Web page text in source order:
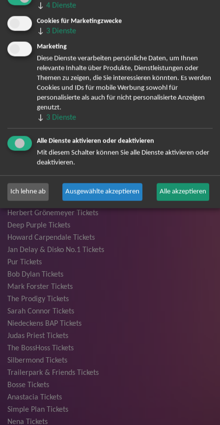
Bereits angemeldet? Hier können Sie sich abmelden ...
TOP-Events
André Rieu Tickets
David Garrett Tickets
Andrea Berg Tickets
Backstreet Boys Tickets
Unheilig Tickets
Santiano Tickets
Ina Müller Tickets
Bryan Adams Tickets
Andreas Gabalier Tickets
Die Fantastischen Vier Tickets
Herbert Grönemeyer Tickets
Deep Purple Tickets
Howard Carpendale Tickets
Jan Delay & Disko No.1 Tickets
Pur Tickets
Bob Dylan Tickets
Mark Forster Tickets
The Prodigy Tickets
Sarah Connor Tickets
Niedeckens BAP Tickets
Judas Priest Tickets
The BossHoss Tickets
Silbermond Tickets
Trailerpark & Friends Tickets
Bosse Tickets
Anastacia Tickets
Simple Plan Tickets
Nena Tickets
↓ 4 Dienste
Cookies für Marketingzwecke
↓ 3 Dienste
Marketing
Diese Dienste verarbeiten persönliche Daten, um Ihnen
relevante Inhalte über Produkte, Dienstleistungen oder
Themen zu zeigen, die Sie interessieren könnten. Es werden
Cookies und IDs für mobile Werbung sowohl für
personalisierte als auch für nicht personalisierte Anzeigen
genutzt.
↓ 3 Dienste
Alle Dienste aktivieren oder deaktivieren
Mit diesem Schalter können Sie alle Dienste aktivieren oder
deaktivieren.
Ich lehne ab Ausgewählte akzeptieren Alle akzeptieren